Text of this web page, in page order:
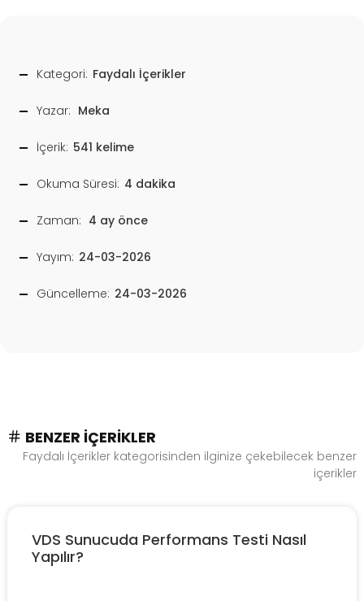
Kategori: Faydalı İçerikler
Yazar: Meka
İçerik: 541 kelime
Okuma Süresi: 4 dakika
Zaman: 4 ay önce
Yayım: 24-03-2026
Güncelleme: 24-03-2026
BENZER İÇERIKLER
Faydalı İçerikler kategorisinden ilginize çekebilecek benzer
içerikler
VDS Sunucuda Performans Testi Nasıl
Yapılır?